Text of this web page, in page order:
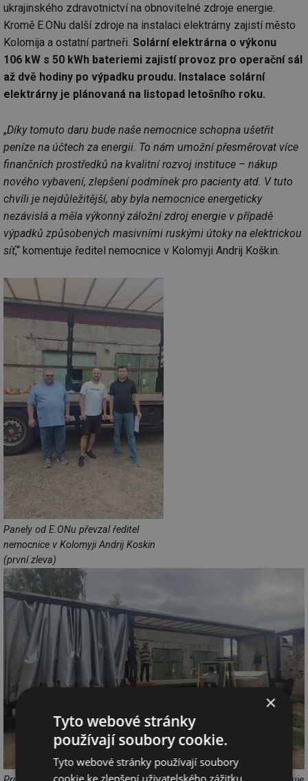
ukrajinského zdravotnictví na obnovitelné zdroje energie.
Kromě E.ONu další zdroje na instalaci elektrárny zajistí město
Kolomija a ostatní partneři. Solární elektrárna o výkonu
106 kW s 50 kWh bateriemi zajistí provoz pro operační sál
až dvě hodiny po výpadku proudu. Instalace solární
elektrárny je plánovaná na listopad letošního roku.
„Díky tomuto daru bude naše nemocnice schopna ušetřit
peníze na účtech za energii. To nám umožní přesměrovat více
finančních prostředků na kvalitní rozvoj instituce – nákup
nového vybavení, zlepšení podmínek pro pacienty atd. V tuto
chvíli je nejdůležitější, aby byla nemocnice energeticky
nezávislá a měla výkonný záložní zdroj energie v případě
výpadků způsobených masivními ruskými útoky na elektrickou
síť,“ komentuje ředitel nemocnice v Kolomyji Andrij Koškin.
Panely od E.ONu převzal ředitel
nemocnice v Kolomyji Andrij Koskin
(první zleva)
×
Tyto webové stránky
používají soubory cookie.
Tyto webové stránky používají soubory
cookie ke zlepšení uživatelského zážitku.